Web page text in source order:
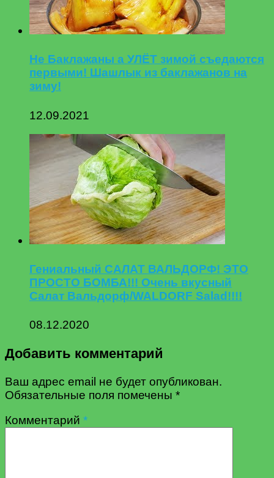
Не Баклажаны а УЛЁТ зимой съедаются
первыми! Шашлык из баклажанов на
зиму!
12.09.2021
Гениальный САЛАТ ВАЛЬДОРФ! ЭТО
ПРОСТО БОМБА!!! Очень вкусный
Салат Вальдорф/WALDORF Salad!!!!
08.12.2020
Добавить комментарий
Ваш адрес email не будет опубликован.
Обязательные поля помечены *
Комментарий *